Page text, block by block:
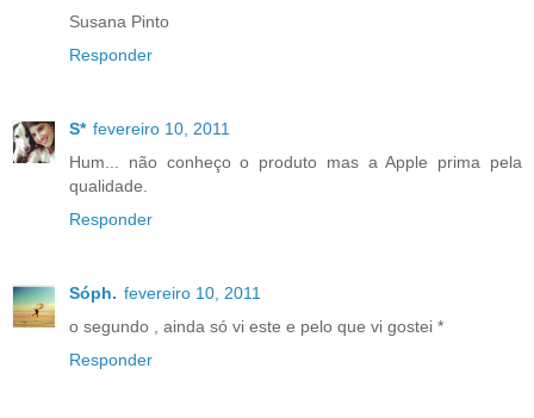
Susana Pinto
Responder
S* fevereiro 10, 2011
Hum... não conheço o produto mas a Apple prima pela
qualidade.
Responder
Sóph. fevereiro 10, 2011
o segundo , ainda só vi este e pelo que vi gostei *
Responder